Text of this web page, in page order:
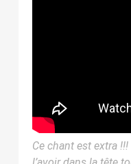
Ce chant est extra